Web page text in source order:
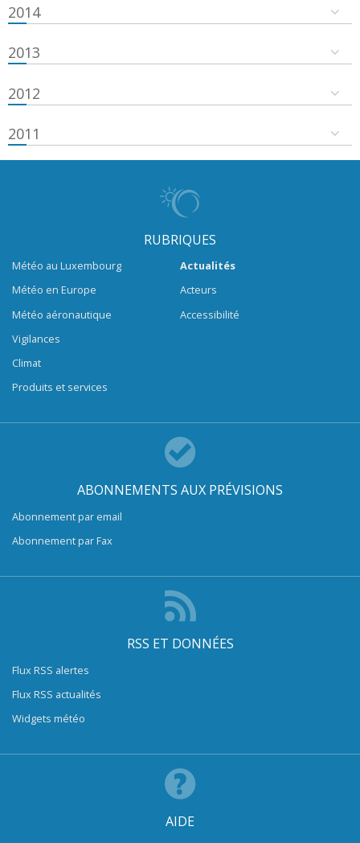
2014
2013
2012
2011
RUBRIQUES
Météo au Luxembourg
Météo en Europe
Météo aéronautique
Vigilances
Climat
Produits et services
Actualités
Acteurs
Accessibilité
ABONNEMENTS AUX PRÉVISIONS
Abonnement par email
Abonnement par Fax
RSS ET DONNÉES
Flux RSS alertes
Flux RSS actualités
Widgets météo
AIDE